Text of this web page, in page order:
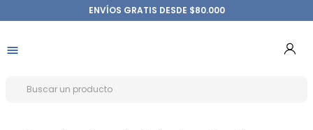
ENVÍOS GRATIS DESDE $80.000